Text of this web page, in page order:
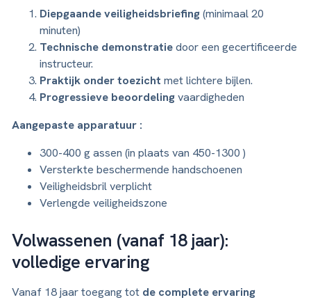
Diepgaande veiligheidsbriefing(minimaal 20
minuten)
Technische demonstratiedoor een gecertificeerde
instructeur.
Praktijk onder toezicht met lichtere bijlen.
Progressieve beoordelingvaardigheden
Aangepaste apparatuur :
300-400 g assen (in plaats van 450-1300 )
Versterkte beschermende handschoenen
Veiligheidsbril verplicht
Verlengde veiligheidszone
Volwassenen (vanaf 18 jaar):
volledige ervaring
Vanaf 18 jaar toegang tot de complete ervaring